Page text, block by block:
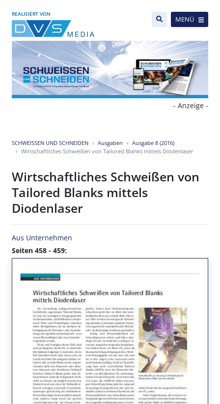
REALISIERT VON
MENÜ
- Anzeige -
SCHWEISSEN UND SCHNEIDEN Ausgaben
Ausgabe 8 (2016)
Wirtschaftliches Schweißen von Tailored Blanks mittels Diodenlaser
Wirtschaftliches Schweißen von
Tailored Blanks mittels
Diodenlaser
Aus Unternehmen
Seiten 458 - 459: